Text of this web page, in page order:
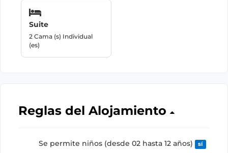
Suite
2 Cama (s) Individual
(es)
Reglas del Alojamiento
Se permite niños (desde 02 hasta 12 años) sí